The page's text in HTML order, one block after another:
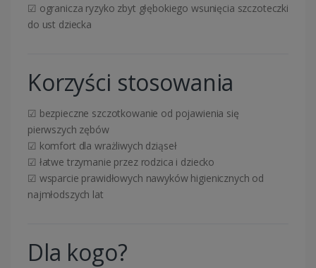
☑ ogranicza ryzyko zbyt głębokiego wsunięcia szczoteczki
do ust dziecka
Korzyści stosowania
☑ bezpieczne szczotkowanie od pojawienia się
pierwszych zębów
☑ komfort dla wrażliwych dziąseł
☑ łatwe trzymanie przez rodzica i dziecko
☑ wsparcie prawidłowych nawyków higienicznych od
najmłodszych lat
Dla kogo?